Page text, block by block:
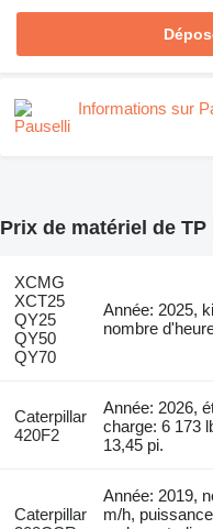
Informations sur
Prix de matériel de TP
XCMG
XCT25
QY25
QY50
QY70
Année: 2025,
nombre
Caterpillar
420F2
Année: 2026,
charge: 6 173
13,45 pi.
Caterpillar
Année: 2019,
m/h,